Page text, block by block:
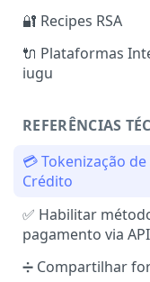
Configurações
Boleto
Configurações
Faturas
Split de
Checkout
Tokens de Cartão
Zero Auth
Cobrança
(Assinaturas)
Recursos
Recorrente
Cobrança Direta
Cobrança
de Crédito
Gatilhos da iugu
🔐 Recipes RSA
🔌 Plataformas
iugu
Configurando
WooCommerce
Configurações
WooCommerce
WooCommerce
Soluções de
Shopify
Configuração
Plataformas
Módulos
REFERÊNCIAS
💳 Tokenização
Crédito
✅ Habilitar
pagamento via API
➗ Compartilhar